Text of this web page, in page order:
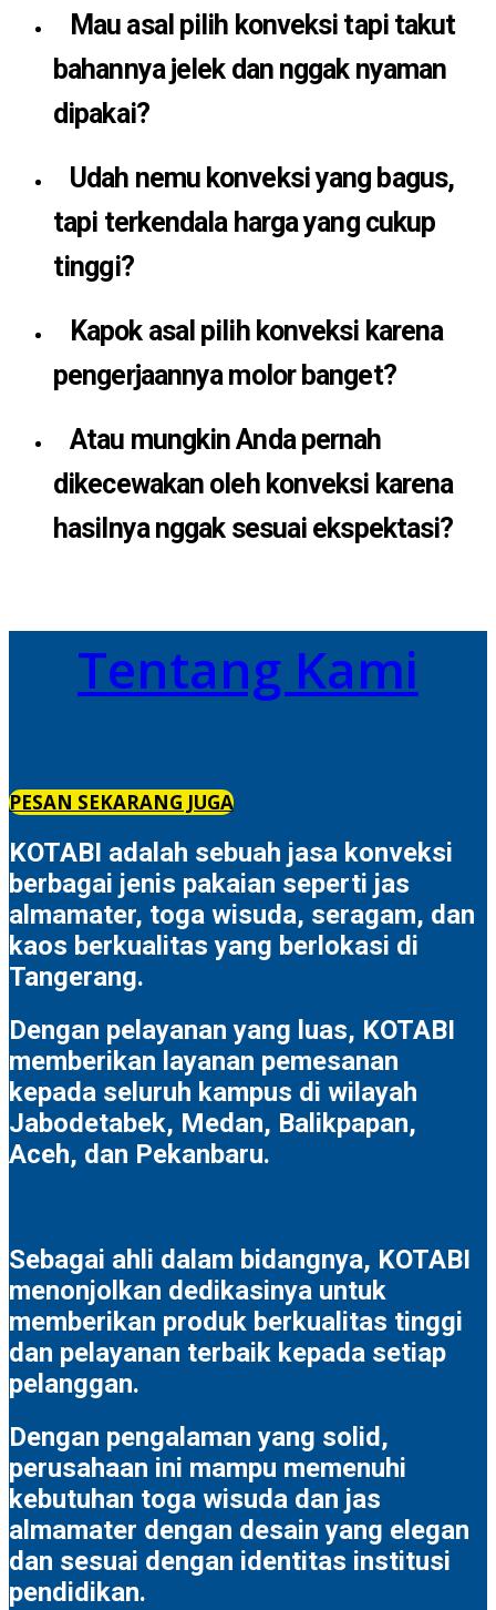
Mau asal pilih konveksi tapi takut
bahannya jelek dan nggak nyaman
dipakai?
Udah nemu konveksi yang bagus,
tapi terkendala harga yang cukup
tinggi?
Kapok asal pilih konveksi karena
pengerjaannya molor banget?
Atau mungkin Anda pernah
dikecewakan oleh konveksi karena
hasilnya nggak sesuai ekspektasi?
Tentang Kami
PESAN SEKARANG JUGA
KOTABI adalah sebuah jasa konveksi
berbagai jenis pakaian seperti jas
almamater, toga wisuda, seragam, dan
kaos berkualitas yang berlokasi di
Tangerang.
Dengan pelayanan yang luas, KOTABI
memberikan layanan pemesanan
kepada seluruh kampus di wilayah
Jabodetabek, Medan, Balikpapan,
Aceh, dan Pekanbaru.
Sebagai ahli dalam bidangnya, KOTABI
menonjolkan dedikasinya untuk
memberikan produk berkualitas tinggi
dan pelayanan terbaik kepada setiap
pelanggan.
Dengan pengalaman yang solid,
perusahaan ini mampu memenuhi
kebutuhan toga wisuda dan jas
almamater dengan desain yang elegan
dan sesuai dengan identitas institusi
pendidikan.